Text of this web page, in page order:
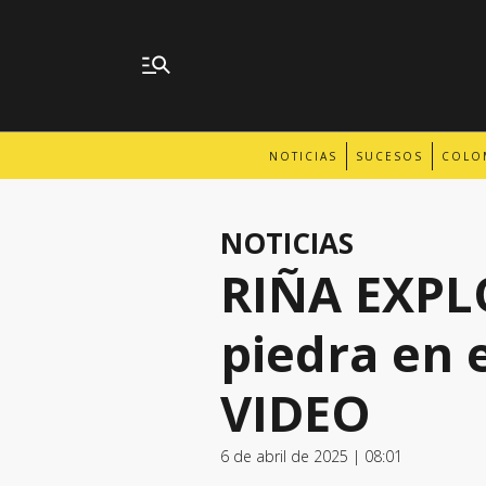
NOTICIAS SUCESOS
NOTICIAS
RIÑA
piedra en
VIDEO
6 de abril de 2025 | 08:01